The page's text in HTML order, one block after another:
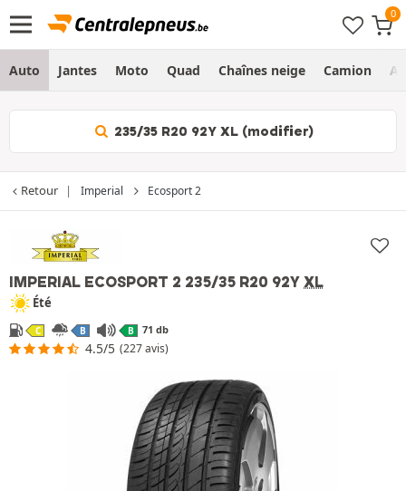
Auto Jantes Moto Quad Chaînes neige Camion
235/35 R20 92Y XL (modifier)
Retour Imperial Ecosport 2
IMPERIAL ECOSPORT 2 235/35 R20 92Y XL
Été
C B B 71 db
4.5/5 (227 avis)